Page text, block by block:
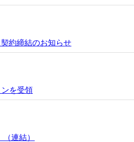
約締結のお知らせ
ンを受領
連結）